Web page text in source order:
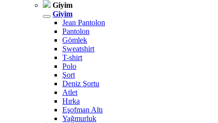
Giyim
Giyim
Jean Pantolon
Pantolon
Gömlek
Sweatshirt
T-shirt
Polo
Şort
Deniz Şortu
Atlet
Hırka
Eşofman Altı
Yağmurluk